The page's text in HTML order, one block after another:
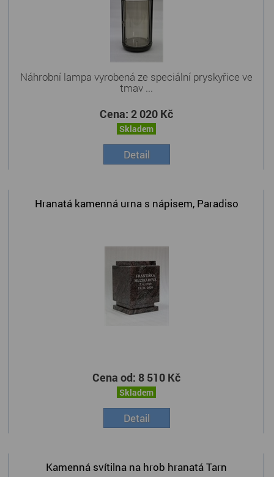
Náhrobní lampa vyrobená ze speciální pryskyřice ve
tmav ...
Cena: 2 020 Kč
Skladem
Detail
Hranatá kamenná urna s nápisem, Paradiso
Cena od: 8 510 Kč
Skladem
Detail
Kamenná svítilna na hrob hranatá Tarn